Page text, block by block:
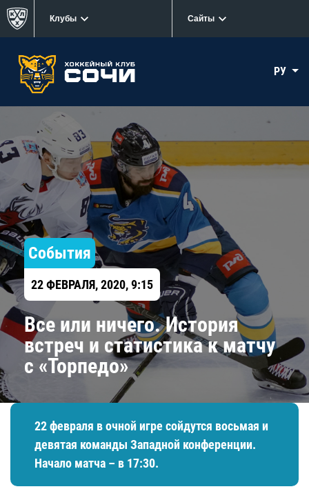
Клубы Сайты
РУ
События
22 ФЕВРАЛЯ, 2020, 9:15
Все или ничего. История
встреч и статистика к матчу
с «Торпедо»
22 февраля в очной игре сойдутся восьмая и
девятая команды Западной конференции.
Начало матча – в 17:30.